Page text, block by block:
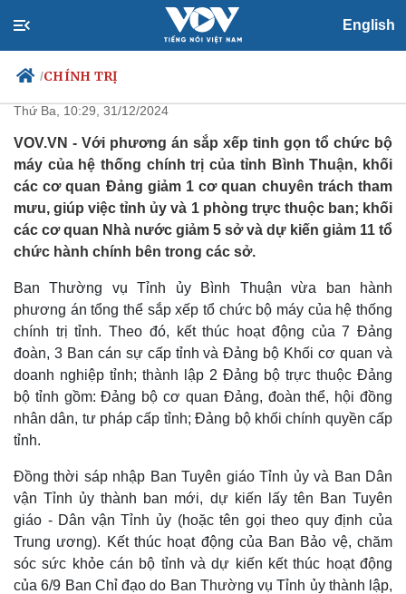
English
/CHÍNH TRỊ
Chính trị
Đảng
Tổ chức nhân sự
Quốc hội
Nhận diện sự thật
Xã hội
Tin 24h
Dự báo thời tiết
Giáo dục
Dấu ấn VOV
Biển đảo
Bình Thuận giảm 5 sở và hàng
chục phòng khi tinh gọn bộ máy
Thứ Ba, 10:29, 31/12/2024
VOV.VN - Với phương án sắp xếp tinh gọn tổ chức bộ
máy của hệ thống chính trị của tỉnh Bình Thuận, khối
các cơ quan Đảng giảm 1 cơ quan chuyên trách tham
mưu, giúp việc tỉnh ủy và 1 phòng trực thuộc ban; khối
các cơ quan Nhà nước giảm 5 sở và dự kiến giảm 11 tổ
chức hành chính bên trong các sở.
Ban Thường vụ Tỉnh ủy Bình Thuận vừa ban hành
phương án tổng thể sắp xếp tổ chức bộ máy của hệ thống
chính trị tỉnh. Theo đó, kết thúc hoạt động của 7 Đảng
đoàn, 3 Ban cán sự cấp tỉnh và Đảng bộ Khối cơ quan và
doanh nghiệp tỉnh; thành lập 2 Đảng bộ trực thuộc Đảng
bộ tỉnh gồm: Đảng bộ cơ quan Đảng, đoàn thể, hội đồng
nhân dân, tư pháp cấp tỉnh; Đảng bộ khối chính quyền cấp
tỉnh.
Đồng thời sáp nhập Ban Tuyên giáo Tỉnh ủy và Ban Dân
vận Tỉnh ủy thành ban mới, dự kiến lấy tên Ban Tuyên
giáo - Dân vận Tỉnh ủy (hoặc tên gọi theo quy định của
Trung ương). Kết thúc hoạt động của Ban Bảo vệ, chăm
sóc sức khỏe cán bộ tỉnh và dự kiến kết thúc hoạt động
của 6/9 Ban Chỉ đạo do Ban Thường vụ Tỉnh ủy thành lập,